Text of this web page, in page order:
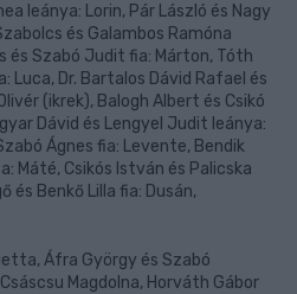
leánya: Lorin, Pár László és Nagy
és Galambos Ramóna
és Szabó Judit fia: Márton, Tóth
Luca, Dr. Bartalos Dávid Rafael és
(ikrek), Balogh Albert és Csikó
Dávid és Lengyel Judit leánya:
Ágnes fia: Levente, Bendik
Máté, Csikós István és Palicska
és Benkő Lilla fia: Dusán,
Áfra György és Szabó
Magdolna, Horváth Gábor